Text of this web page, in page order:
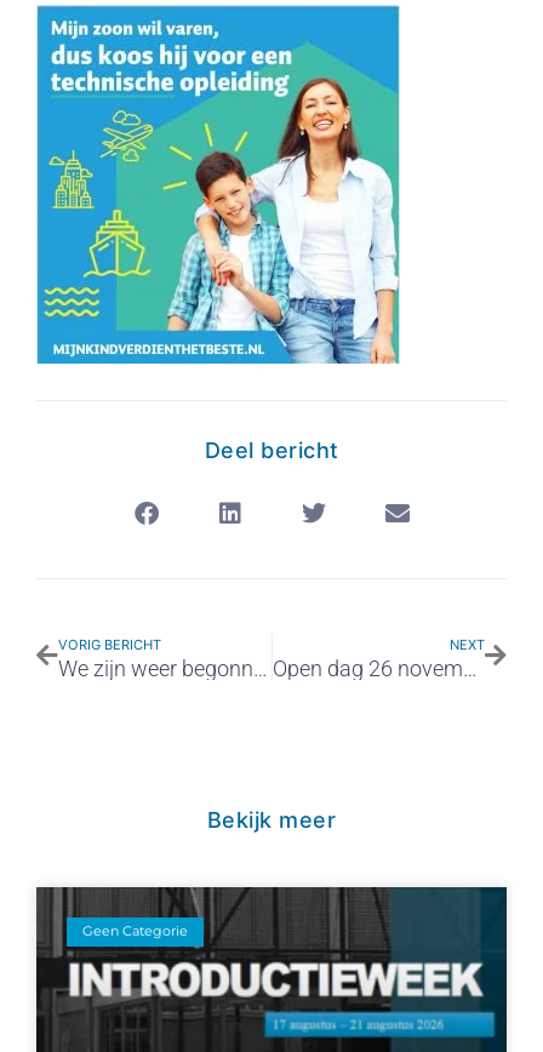
Deel bericht
VORIG BERICHT
We zijn weer begonnen!
NEXT
Open dag 26 november, 10 – 13 uur
Bekijk meer
Geen Categorie